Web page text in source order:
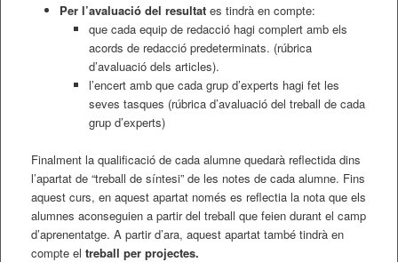
Per l’avaluació del resultates tindrà en compte:
que cada equip de redacció hagi complert amb els
acords de redacció predeterminats. (rúbrica
d’avaluació dels articles).
l’encert amb que cada grup d’experts hagi fet les
seves tasques (rúbrica d’avaluació del treball de cada
grup d’experts)
Finalment la qualificació de cada alumne quedarà reflectida dins
l’apartat de “treball de síntesi” de les notes de cada alumne. Fins
aquest curs, en aquest apartat només es reflectia la nota que els
alumnes aconseguien a partir del treball que feien durant el camp
d’aprenentatge. A partir d’ara, aquest apartat també tindrà en
compte el treball per projectes.